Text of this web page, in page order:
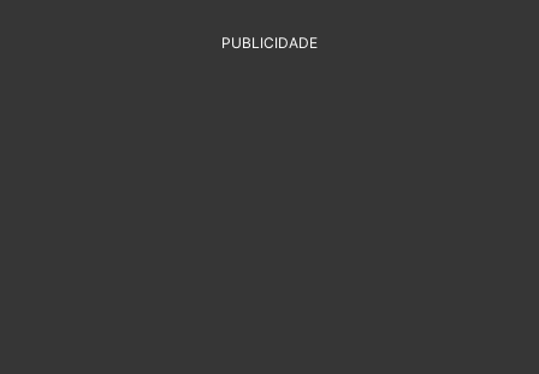
PUBLICIDADE